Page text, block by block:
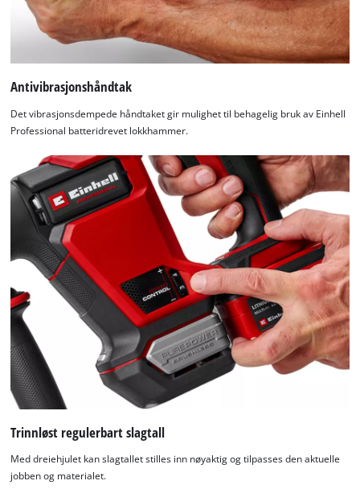
Antivibrasjonshåndtak
Det vibrasjonsdempede håndtaket gir mulighet til behagelig bruk av Einhell
Professional batteridrevet lokkhammer.
Trinnløst regulerbart slagtall
Med dreiehjulet kan slagtallet stilles inn nøyaktig og tilpasses den aktuelle
jobben og materialet.